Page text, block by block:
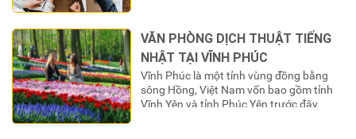
thuật tiếng Nhật tại YÊN BÁI là một công
ty cung cấp phiên dịch viên/thông dịch
viên chiếm hơn 50% thị phần và…
VĂN PHÒNG DỊCH THUẬT TIẾNG
NHẬT TẠI VĨNH PHÚC
Vĩnh Phúc là một tỉnh vùng đồng bằng
sông Hồng, Việt Nam vốn bao gồm tỉnh
Vĩnh Yên và tỉnh Phúc Yên trước đây.